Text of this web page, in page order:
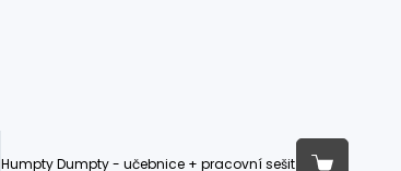
Humpty Dumpty - učebnice + pracovní sešit